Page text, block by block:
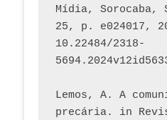
Mídia,
25, p. e024017,
10.22484/2318-
Lemos, A. A
precária. in